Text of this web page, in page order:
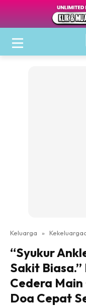
Keluarga »
“Syukur
Sakit Biasa.”
Cedera
Doa Cepat